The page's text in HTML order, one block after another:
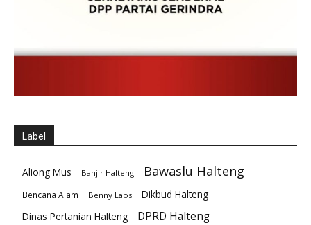
Label
Aliong Mus Banjir Halteng Bawaslu Halteng
Bencana Alam Benny Laos
Dikbud Halteng
Dinas Pertanian Halteng
DPRD Halteng